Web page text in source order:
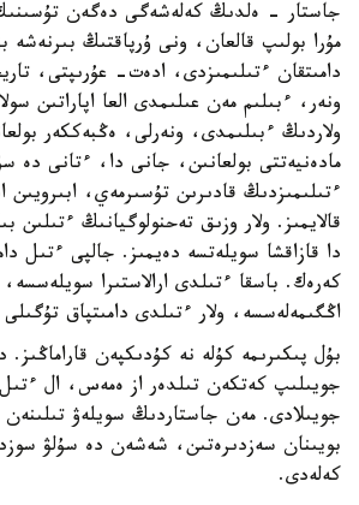
جاستار - ەلدىڭ كەلەشەگى دەگەن تۇسىنىك
مۇرا بولىپ قالعان، ونى ۇرپاقتىڭ بىرنەشە
دامىتقان ءتىلىمىزدى، ادەت- عۇرىپتى،
ونەر، ءبىلىم مەن عىلىمدى العا اپاراتىن
ولاردىڭ ءبىلىمدى، ونەرلى، ەڭبەككەر
مادەنيەتتى بولعانىن، جانى دا، ءتانى دە
ءتىلىمىزدىڭ قادىرىن تۇسىرمەي، ابىرويىن
قالايمىز. ولار وزىق تەحنولوگيانىڭ
دا قازاقشا سويلەتسە دەيمىز. جالپى ءتىل
كەرەك. باسقا ءتىلدى ارالاستىرا
اڭگىمەلەسسە، ولار ءتىلدى دامىتپاق
بۇل پىكىرىمە كۇلە نە كۇدىكپەن قاراماڭىز.
جويىلىپ كەتكەن تىلدەر از ەمەس، ال
جويىلادى. مەن جاستاردىڭ سويلەۋ تىلىنەن
بويىنان سەزدىرەتىن، شەشەن دە سۇلۋ
كەلەدى.